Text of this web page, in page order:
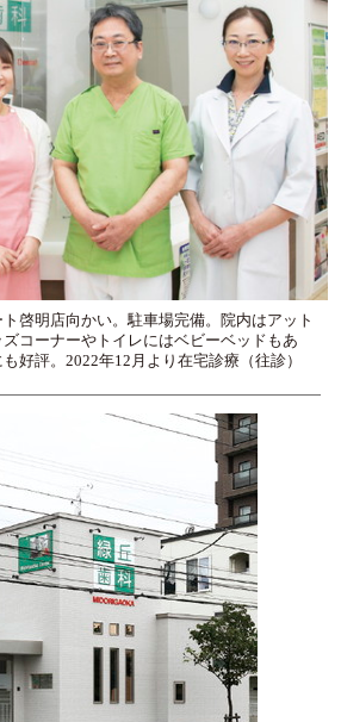
啓明店向かい。駐車場完備。院内はアット
コーナーやトイレにはベビーベッドもあ
好評。2022年12月より在宅診療（往診）